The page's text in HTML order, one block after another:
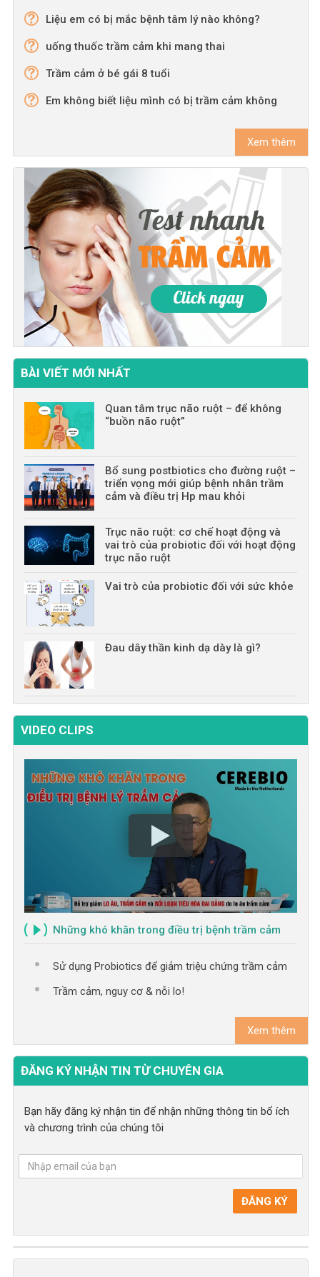
Liệu em có bị mắc bệnh tâm lý nào không?
uống thuốc trầm cảm khi mang thai
Trầm cảm ở bé gái 8 tuổi
Em không biết liệu mình có bị trầm cảm không
Xem thêm
BÀI VIẾT MỚI NHẤT
Quan tâm trục não ruột – để không
“buồn não ruột”
Bổ sung postbiotics cho đường ruột –
triển vọng mới giúp bệnh nhân trầm
cảm và điều trị Hp mau khỏi
Trục não ruột: cơ chế hoạt động và
vai trò của probiotic đối với hoạt động
trục não ruột
Vai trò của probiotic đối với sức khỏe
Đau dây thần kinh dạ dày là gì?
VIDEO CLIPS
Những khó khăn trong điều trị bệnh trầm cảm
Sử dụng Probiotics để giảm triệu chứng trầm cảm
Trầm cảm, nguy cơ & nỗi lo!
Xem thêm
ĐĂNG KÝ NHẬN TIN TỪ CHUYÊN GIA
Bạn hãy đăng ký nhận tin để nhận những thông tin bổ ích
và chương trình của chúng tôi